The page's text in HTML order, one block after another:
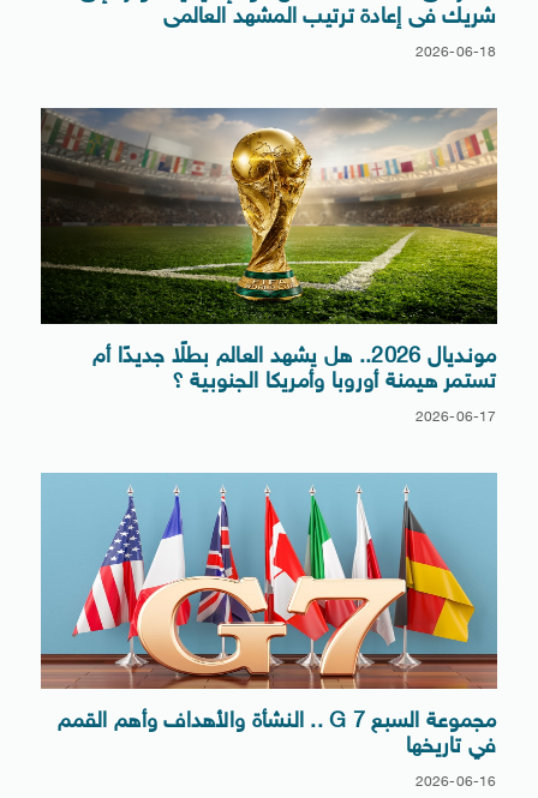
شريك فى إعادة ترتيب المشهد العالمى
2026-06-18
مونديال 2026.. هل يشهد العالم بطلًا جديدًا أم
تستمر هيمنة أوروبا وأمريكا الجنوبية ؟
2026-06-17
مجموعة السبع G 7 .. النشأة والأهداف وأهم القمم
في تاريخها
2026-06-16